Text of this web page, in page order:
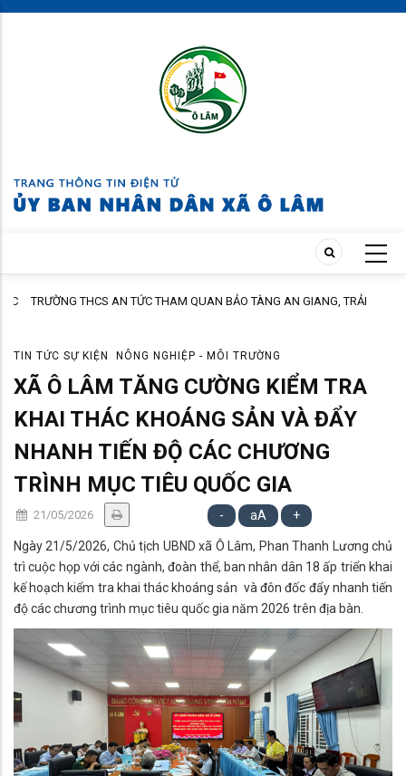
Skip
TRƯỜNG THCS AN TỨC THAM QUAN BẢO TÀNG AN GIANG, TRẢI
TIN TỨC SỰ KIỆN NÔNG NGHIỆP - MÔI TRƯỜNG
XÃ Ô LÂM TĂNG CƯỜNG KIỂM TRA
KHAI THÁC KHOÁNG SẢN VÀ ĐẨY
NHANH TIẾN ĐỘ CÁC CHƯƠNG
TRÌNH MỤC TIÊU QUỐC GIA
21/05/2026 - aA +
Ngày 21/5/2026, Chủ tịch UBND xã Ô Lâm, Phan Thanh Lương chủ
trì cuộc họp với các ngành, đoàn thể, ban nhân dân 18 ấp triển khai
kế hoạch kiểm tra khai thác khoáng sản và đôn đốc đẩy nhanh tiến
độ các chương trình mục tiêu quốc gia năm 2026 trên địa bàn.